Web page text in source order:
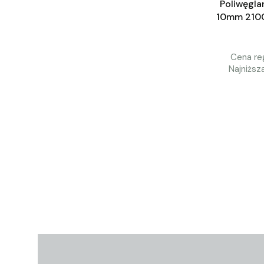
10mm
Cena